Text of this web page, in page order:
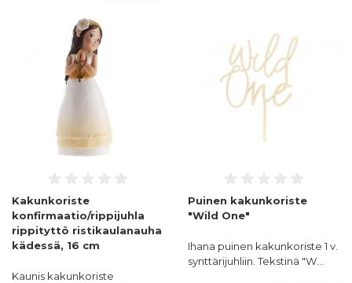
Kakunkoriste
konfirmaatio/rippijuhla
rippityttö ristikaulanauha
kädessä, 16 cm
Kaunis kakunkoriste
Puinen kakunkoriste
"Wild One"
Ihana puinen kakunkoriste 1 v.
synttärijuhliin. Tekstinä "W…